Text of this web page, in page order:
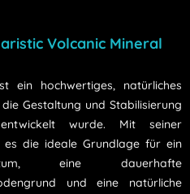
Volcanic Mineral
ein hochwertiges, natürliches
Gestaltung und Stabilisierung
wurde. Mit seiner
die ideale Grundlage für ein
eine dauerhafte
und eine natürliche